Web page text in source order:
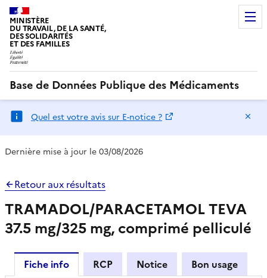
MINISTÈRE
DU TRAVAIL, DE LA SANTÉ,
DES SOLIDARITÉS
ET DES FAMILLES
Base de Données Publique des Médicaments
Quel est votre avis sur E-notice ?
Dernière mise à jour le 03/08/2026
Retour aux résultats
TRAMADOL/PARACETAMOL TEVA
37.5 mg/325 mg, comprimé pelliculé
Fiche info RCP Notice
Bon usage